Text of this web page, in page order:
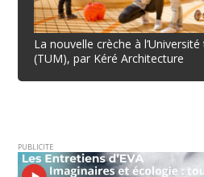
La nouvelle crèche à
(TUM), par Kéré Architecture
PUBLICITE